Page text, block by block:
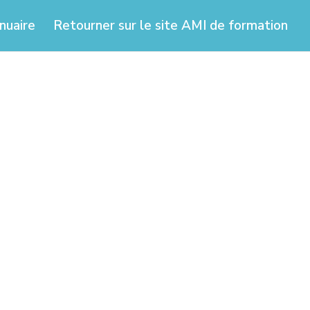
Retourner sur le site AMI de formation